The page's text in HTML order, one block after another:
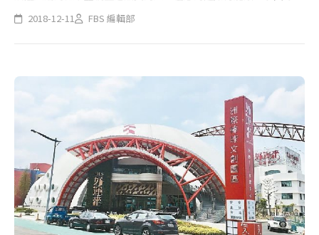
成為生活中的一部分：下班和孩子一起到大公園散步運動、假日不
必出遠門就能在美麗的水岸邊來趟親水之旅，這種充滿「風光綠
2018-12-11 FBS 編輯部